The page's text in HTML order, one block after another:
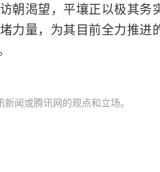
朝渴望，平壤正以极其务
力量，为其目前全力推进
闻或腾讯网的观点和立场。